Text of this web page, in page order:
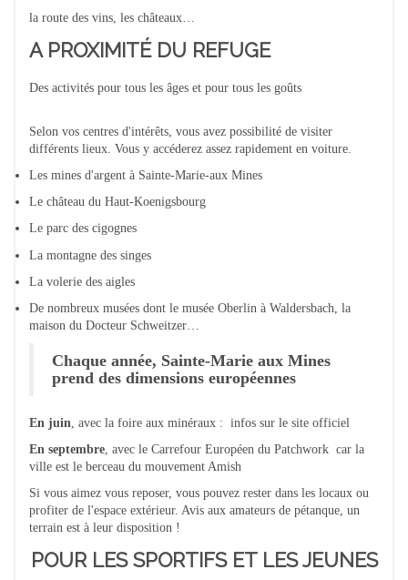
la route des vins, les châteaux…
A PROXIMITÉ DU REFUGE
Des activités pour tous les âges et pour tous les goûts
Selon vos centres d'intérêts, vous avez possibilité de visiter
différents lieux. Vous y accéderez assez rapidement en voiture.
Les mines d'argent à Sainte-Marie-aux Mines
Le château du Haut-Koenigsbourg
Le parc des cigognes
La montagne des singes
La volerie des aigles
De nombreux musées dont le musée Oberlin à Waldersbach, la
maison du Docteur Schweitzer…
Chaque année, Sainte-Marie aux Mines
prend des dimensions européennes
En juin, avec la foire aux minéraux : infos sur le site officiel
En septembre, avec le Carrefour Européen du Patchwork car la
ville est le berceau du mouvement Amish
Si vous aimez vous reposer, vous pouvez rester dans les locaux ou
profiter de l'espace extérieur. Avis aux amateurs de pétanque, un
terrain est à leur disposition !
POUR LES SPORTIFS ET LES JEUNES